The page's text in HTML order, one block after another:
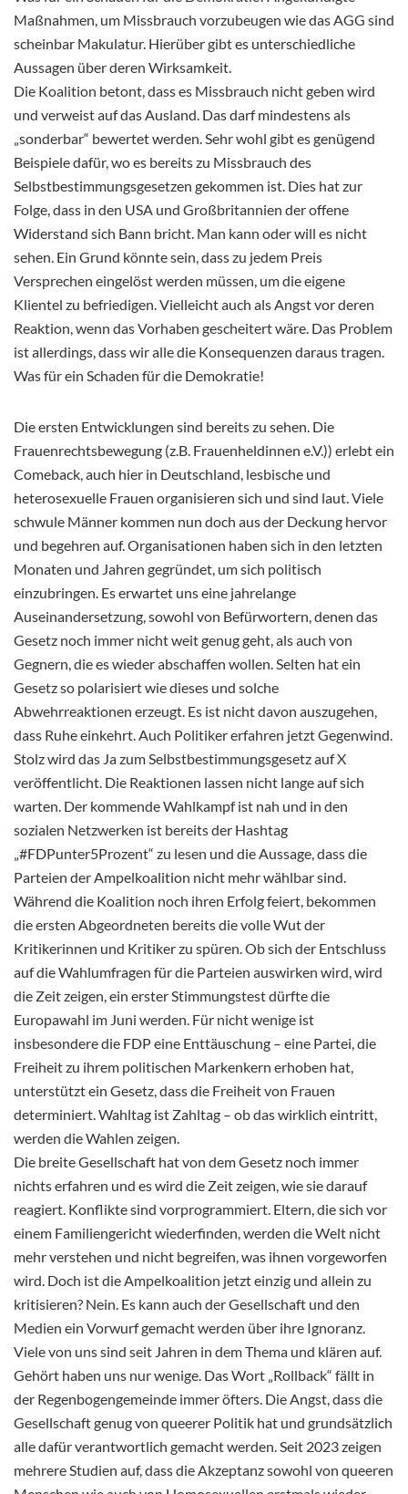
Maßnahmen, um Missbrauch vorzubeugen wie das AGG sind
scheinbar Makulatur. Hierüber gibt es unterschiedliche
Aussagen über deren Wirksamkeit.
Die Koalition betont, dass es Missbrauch nicht geben wird
und verweist auf das Ausland. Das darf mindestens als
„sonderbar“ bewertet werden. Sehr wohl gibt es genügend
Beispiele dafür, wo es bereits zu Missbrauch des
Selbstbestimmungsgesetzen gekommen ist. Dies hat zur
Folge, dass in den USA und Großbritannien der offene
Widerstand sich Bann bricht. Man kann oder will es nicht
sehen. Ein Grund könnte sein, dass zu jedem Preis
Versprechen eingelöst werden müssen, um die eigene
Klientel zu befriedigen. Vielleicht auch als Angst vor deren
Reaktion, wenn das Vorhaben gescheitert wäre. Das Problem
ist allerdings, dass wir alle die Konsequenzen daraus tragen.
Was für ein Schaden für die Demokratie!
Die ersten Entwicklungen sind bereits zu sehen. Die
Frauenrechtsbewegung (z.B. Frauenheldinnen e.V.)) erlebt ein
Comeback, auch hier in Deutschland, lesbische und
heterosexuelle Frauen organisieren sich und sind laut. Viele
schwule Männer kommen nun doch aus der Deckung hervor
und begehren auf. Organisationen haben sich in den letzten
Monaten und Jahren gegründet, um sich politisch
einzubringen. Es erwartet uns eine jahrelange
Auseinandersetzung, sowohl von Befürwortern, denen das
Gesetz noch immer nicht weit genug geht, als auch von
Gegnern, die es wieder abschaffen wollen. Selten hat ein
Gesetz so polarisiert wie dieses und solche
Abwehrreaktionen erzeugt. Es ist nicht davon auszugehen,
dass Ruhe einkehrt. Auch Politiker erfahren jetzt Gegenwind.
Stolz wird das Ja zum Selbstbestimmungsgesetz auf X
veröffentlicht. Die Reaktionen lassen nicht lange auf sich
warten. Der kommende Wahlkampf ist nah und in den
sozialen Netzwerken ist bereits der Hashtag
„#FDPunter5Prozent“ zu lesen und die Aussage, dass die
Parteien der Ampelkoalition nicht mehr wählbar sind.
Während die Koalition noch ihren Erfolg feiert, bekommen
die ersten Abgeordneten bereits die volle Wut der
Kritikerinnen und Kritiker zu spüren. Ob sich der Entschluss
auf die Wahlumfragen für die Parteien auswirken wird, wird
die Zeit zeigen, ein erster Stimmungstest dürfte die
Europawahl im Juni werden. Für nicht wenige ist
insbesondere die FDP eine Enttäuschung – eine Partei, die
Freiheit zu ihrem politischen Markenkern erhoben hat,
unterstützt ein Gesetz, dass die Freiheit von Frauen
determiniert. Wahltag ist Zahltag – ob das wirklich eintritt,
werden die Wahlen zeigen.
Die breite Gesellschaft hat von dem Gesetz noch immer
nichts erfahren und es wird die Zeit zeigen, wie sie darauf
reagiert. Konflikte sind vorprogrammiert. Eltern, die sich vor
einem Familiengericht wiederfinden, werden die Welt nicht
mehr verstehen und nicht begreifen, was ihnen vorgeworfen
wird. Doch ist die Ampelkoalition jetzt einzig und allein zu
kritisieren? Nein. Es kann auch der Gesellschaft und den
Medien ein Vorwurf gemacht werden über ihre Ignoranz.
Viele von uns sind seit Jahren in dem Thema und klären auf.
Gehört haben uns nur wenige. Das Wort „Rollback“ fällt in
der Regenbogengemeinde immer öfters. Die Angst, dass die
Gesellschaft genug von queerer Politik hat und grundsätzlich
alle dafür verantwortlich gemacht werden. Seit 2023 zeigen
mehrere Studien auf, dass die Akzeptanz sowohl von queeren